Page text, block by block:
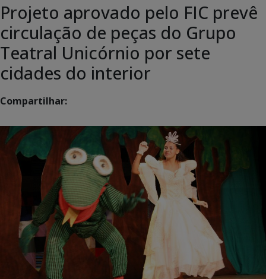
Projeto aprovado pelo FIC prevê
circulação de peças do Grupo
Teatral Unicórnio por sete
cidades do interior
Compartilhar: